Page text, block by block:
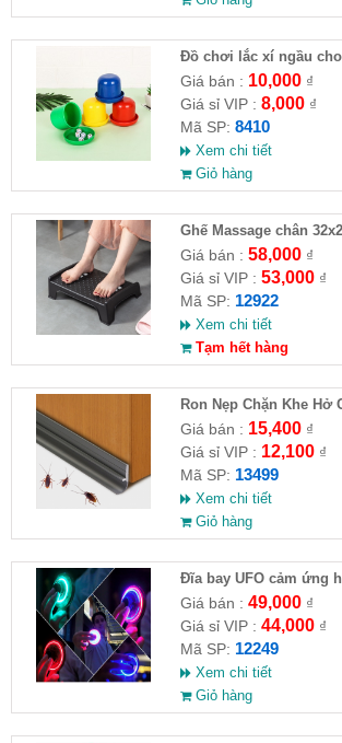
Đồ chơi lắc xí ngầu
Giá bán : 10,000₫
Giá sỉ VIP : 8,000₫
Mã SP: 8410
Xem chi tiết
Giỏ hàng
Ghế Massage chân
Giá bán : 58,000₫
Giá sỉ VIP : 53,000₫
Mã SP: 12922
Xem chi tiết
Tạm hết hàng
Ron Nẹp Chặn Khe Hở
Chống Côn Trùng( HĐ )
Giá bán : 15,400₫
Giá sỉ VIP : 12,100₫
Mã SP: 13499
Xem chi tiết
Giỏ hàng
Đĩa bay UFO cảm ứng
chiều tự động bay về
Giá bán : 49,000₫
Giá sỉ VIP : 44,000₫
Mã SP: 12249
Xem chi tiết
Giỏ hàng